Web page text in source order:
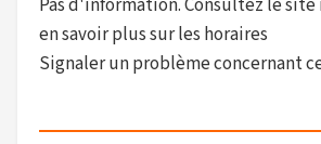
Pas d'information. Consultez le
en savoir plus sur les horaires
Signaler un problème concernant